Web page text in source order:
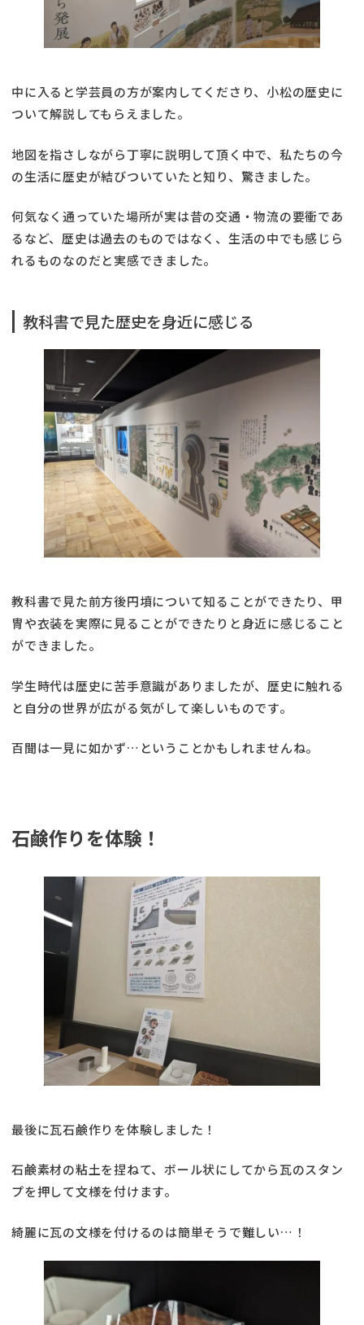
中に入ると学芸員の方が案内してくださり、小松の歴史に
ついて解説してもらえました。
地図を指さしながら丁寧に説明して頂く中で、私たちの今
の生活に歴史が結びついていたと知り、驚きました。
何気なく通っていた場所が実は昔の交通・物流の要衝であ
るなど、歴史は過去のものではなく、生活の中でも感じら
れるものなのだと実感できました。
教科書で見た歴史を身近に感じる
教科書で見た前方後円墳について知ることができたり、甲
冑や衣装を実際に見ることができたりと身近に感じること
ができました。
学生時代は歴史に苦手意識がありましたが、歴史に触れる
と自分の世界が広がる気がして楽しいものです。
百聞は一見に如かず…ということかもしれませんね。
石鹸作りを体験！
最後に瓦石鹸作りを体験しました！
石鹸素材の粘土を捏ねて、ボール状にしてから瓦のスタン
プを押して文様を付けます。
綺麗に瓦の文様を付けるのは簡単そうで難しい…！